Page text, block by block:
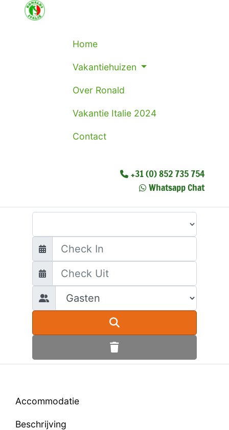
Home
Vakantiehuizen
Over Ronald
Vakantie Italie 2024
Contact
+31 (0) 852 735 754
Whatsapp Chat
Accommodatie
Beschrijving